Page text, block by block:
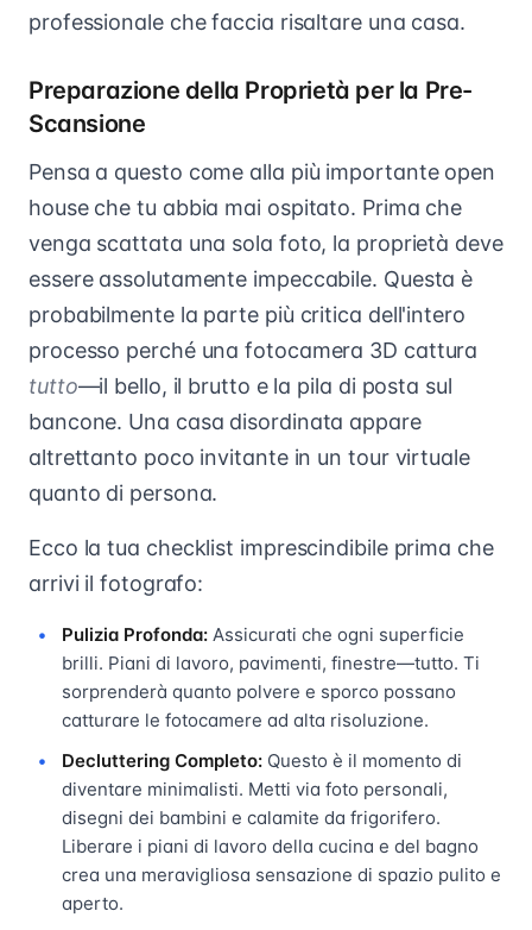
professionale che faccia risaltare una casa.
Preparazione della Proprietà per la Pre-
Scansione
Pensa a questo come alla più importante open
house che tu abbia mai ospitato. Prima che
venga scattata una sola foto, la proprietà deve
essere assolutamente impeccabile. Questa è
probabilmente la parte più critica dell'intero
processo perché una fotocamera 3D cattura
tutto—il bello, il brutto e la pila di posta sul
bancone. Una casa disordinata appare
altrettanto poco invitante in un tour virtuale
quanto di persona.
Ecco la tua checklist imprescindibile prima che
arrivi il fotografo:
Pulizia Profonda: Assicurati che ogni superficie
brilli. Piani di lavoro, pavimenti, finestre—tutto. Ti
sorprenderà quanto polvere e sporco possano
catturare le fotocamere ad alta risoluzione.
Decluttering Completo: Questo è il momento di
diventare minimalisti. Metti via foto personali,
disegni dei bambini e calamite da frigorifero.
Liberare i piani di lavoro della cucina e del bagno
crea una meravigliosa sensazione di spazio pulito e
aperto.